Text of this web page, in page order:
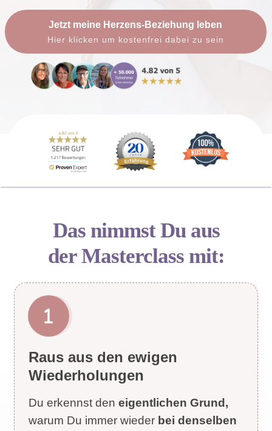
Jetzt meine Herzens-Beziehung leben
Hier klicken um kostenfrei dabei zu sein
Das nimmst Du aus
der Masterclass mit:
Raus aus den ewigen
Wiederholungen
Du erkennst den eigentlichen Grund,
warum Du immer wieder bei denselben